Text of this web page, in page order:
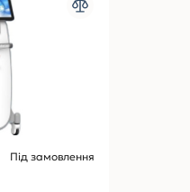
Під замовлення